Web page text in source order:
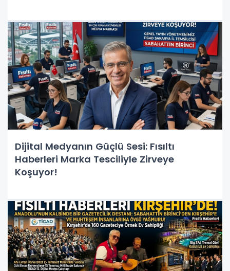
Dijital Medyanın Güçlü Sesi: Fısıltı
Haberleri Marka Tesciliyle Zirveye
Koşuyor!